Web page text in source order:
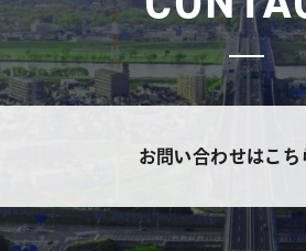
お問い合わせはこち